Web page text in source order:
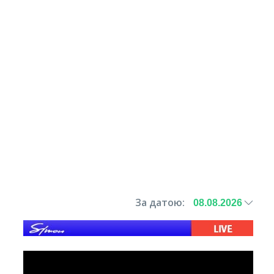
За датою: